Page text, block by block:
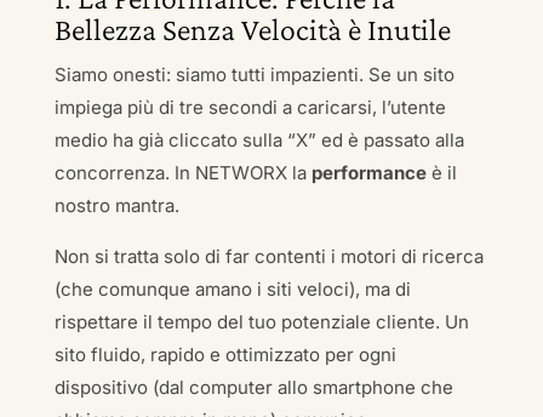
Bellezza Senza Velocità è Inutile
Siamo onesti: siamo tutti impazienti. Se un sito
impiega più di tre secondi a caricarsi, l’utente
medio ha già cliccato sulla “X” ed è passato alla
concorrenza. In NETWORX la performanceè il
nostro mantra.
Non si tratta solo di far contenti i motori di ricerca
(che comunque amano i siti veloci), ma di
rispettare il tempo del tuo potenziale cliente. Un
sito fluido, rapido e ottimizzato per ogni
dispositivo (dal computer allo smartphone che